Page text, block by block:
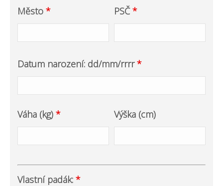
Město * PSČ*
Datum narození: dd/mm/rrrr*
Váha (kg) * Výška (cm)
Vlastní padák: *